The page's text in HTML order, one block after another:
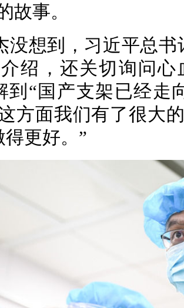
故事。
没想到，习近平总
绍，还关切询问
到“国产支架已经走
方面我们有了很大
更好。”